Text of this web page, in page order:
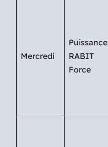
Mercredi
Puissance
RABIT
Force